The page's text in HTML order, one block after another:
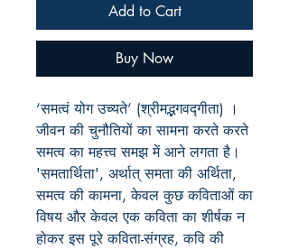
Add to Cart
Buy Now
‘समत्वं योग उच्यते’ (श्रीमद्भगवद्गीता) ।
जीवन की चुनौतियों का सामना करते करते
समत्व का महत्त्व समझ में आने लगता है।
'समतार्थिता', अर्थात् समता की अर्थिता,
समत्व की कामना, केवल कुछ कविताओं का
विषय और केवल एक कविता का शीर्षक न
होकर इस पूरे कविता-संग्रह, कवि की